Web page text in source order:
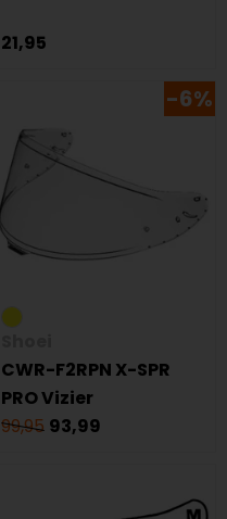
21,95
-6%
CWR-F2RPN X-SPR
PRO Vizier
99,95 93,99